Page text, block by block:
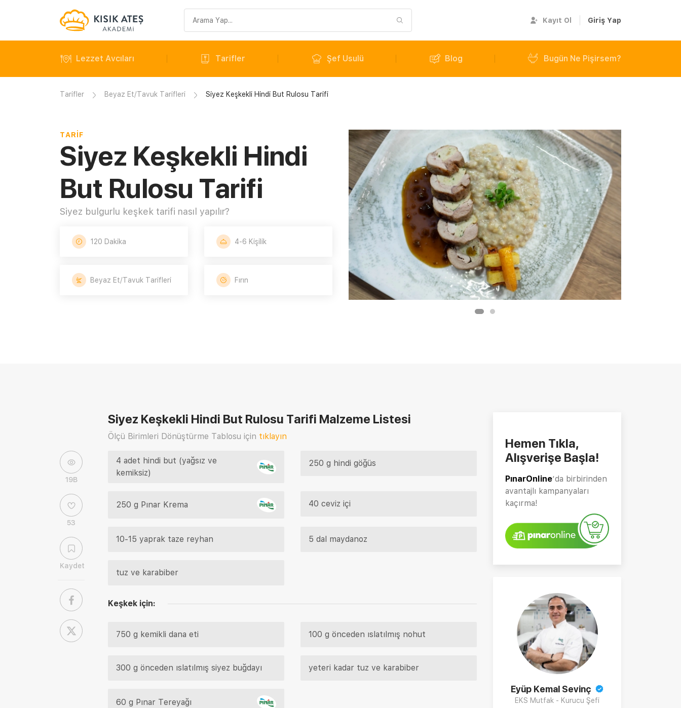
sorgusu
Kayıt Ol Giriş Yap
Lezzet Avcıları Tarifler Şef Usulü Blog Bugün Ne Pişirsem?
Tarifler Beyaz Et/Tavuk Tarifleri Siyez Keşkekli Hindi But Rulosu Tarifi
TARIF
Siyez Keşkekli Hindi
But Rulosu Tarifi
Siyez bulgurlu keşkek tarifi nasıl yapılır?
120 Dakika 4-6 Kişilik
Beyaz Et/Tavuk Tarifleri Fırın
19B
53
Kaydet
Siyez Keşkekli Hindi But Rulosu Tarifi Malzeme Listesi
Ölçü Birimleri Dönüştürme Tablosu için tıklayın
4 adet hindi but (yağsız ve
kemiksiz)
250 g hindi göğüs
250 g Pınar Krema 40 ceviz içi
10-15 yaprak taze reyhan 5 dal maydanoz
tuz ve karabiber
Keşkek için:
750 g kemikli dana eti 100 g önceden ıslatılmış nohut
300 g önceden ıslatılmış siyez buğdayı yeteri kadar tuz ve karabiber
60 g Pınar Tereyağı
Hemen Tıkla,
Alışverişe Başla!
PınarOnline’da birbirinden
avantajlı kampanyaları
kaçırma!
Eyüp Kemal Sevinç
EKS Mutfak - Kurucu Şefi